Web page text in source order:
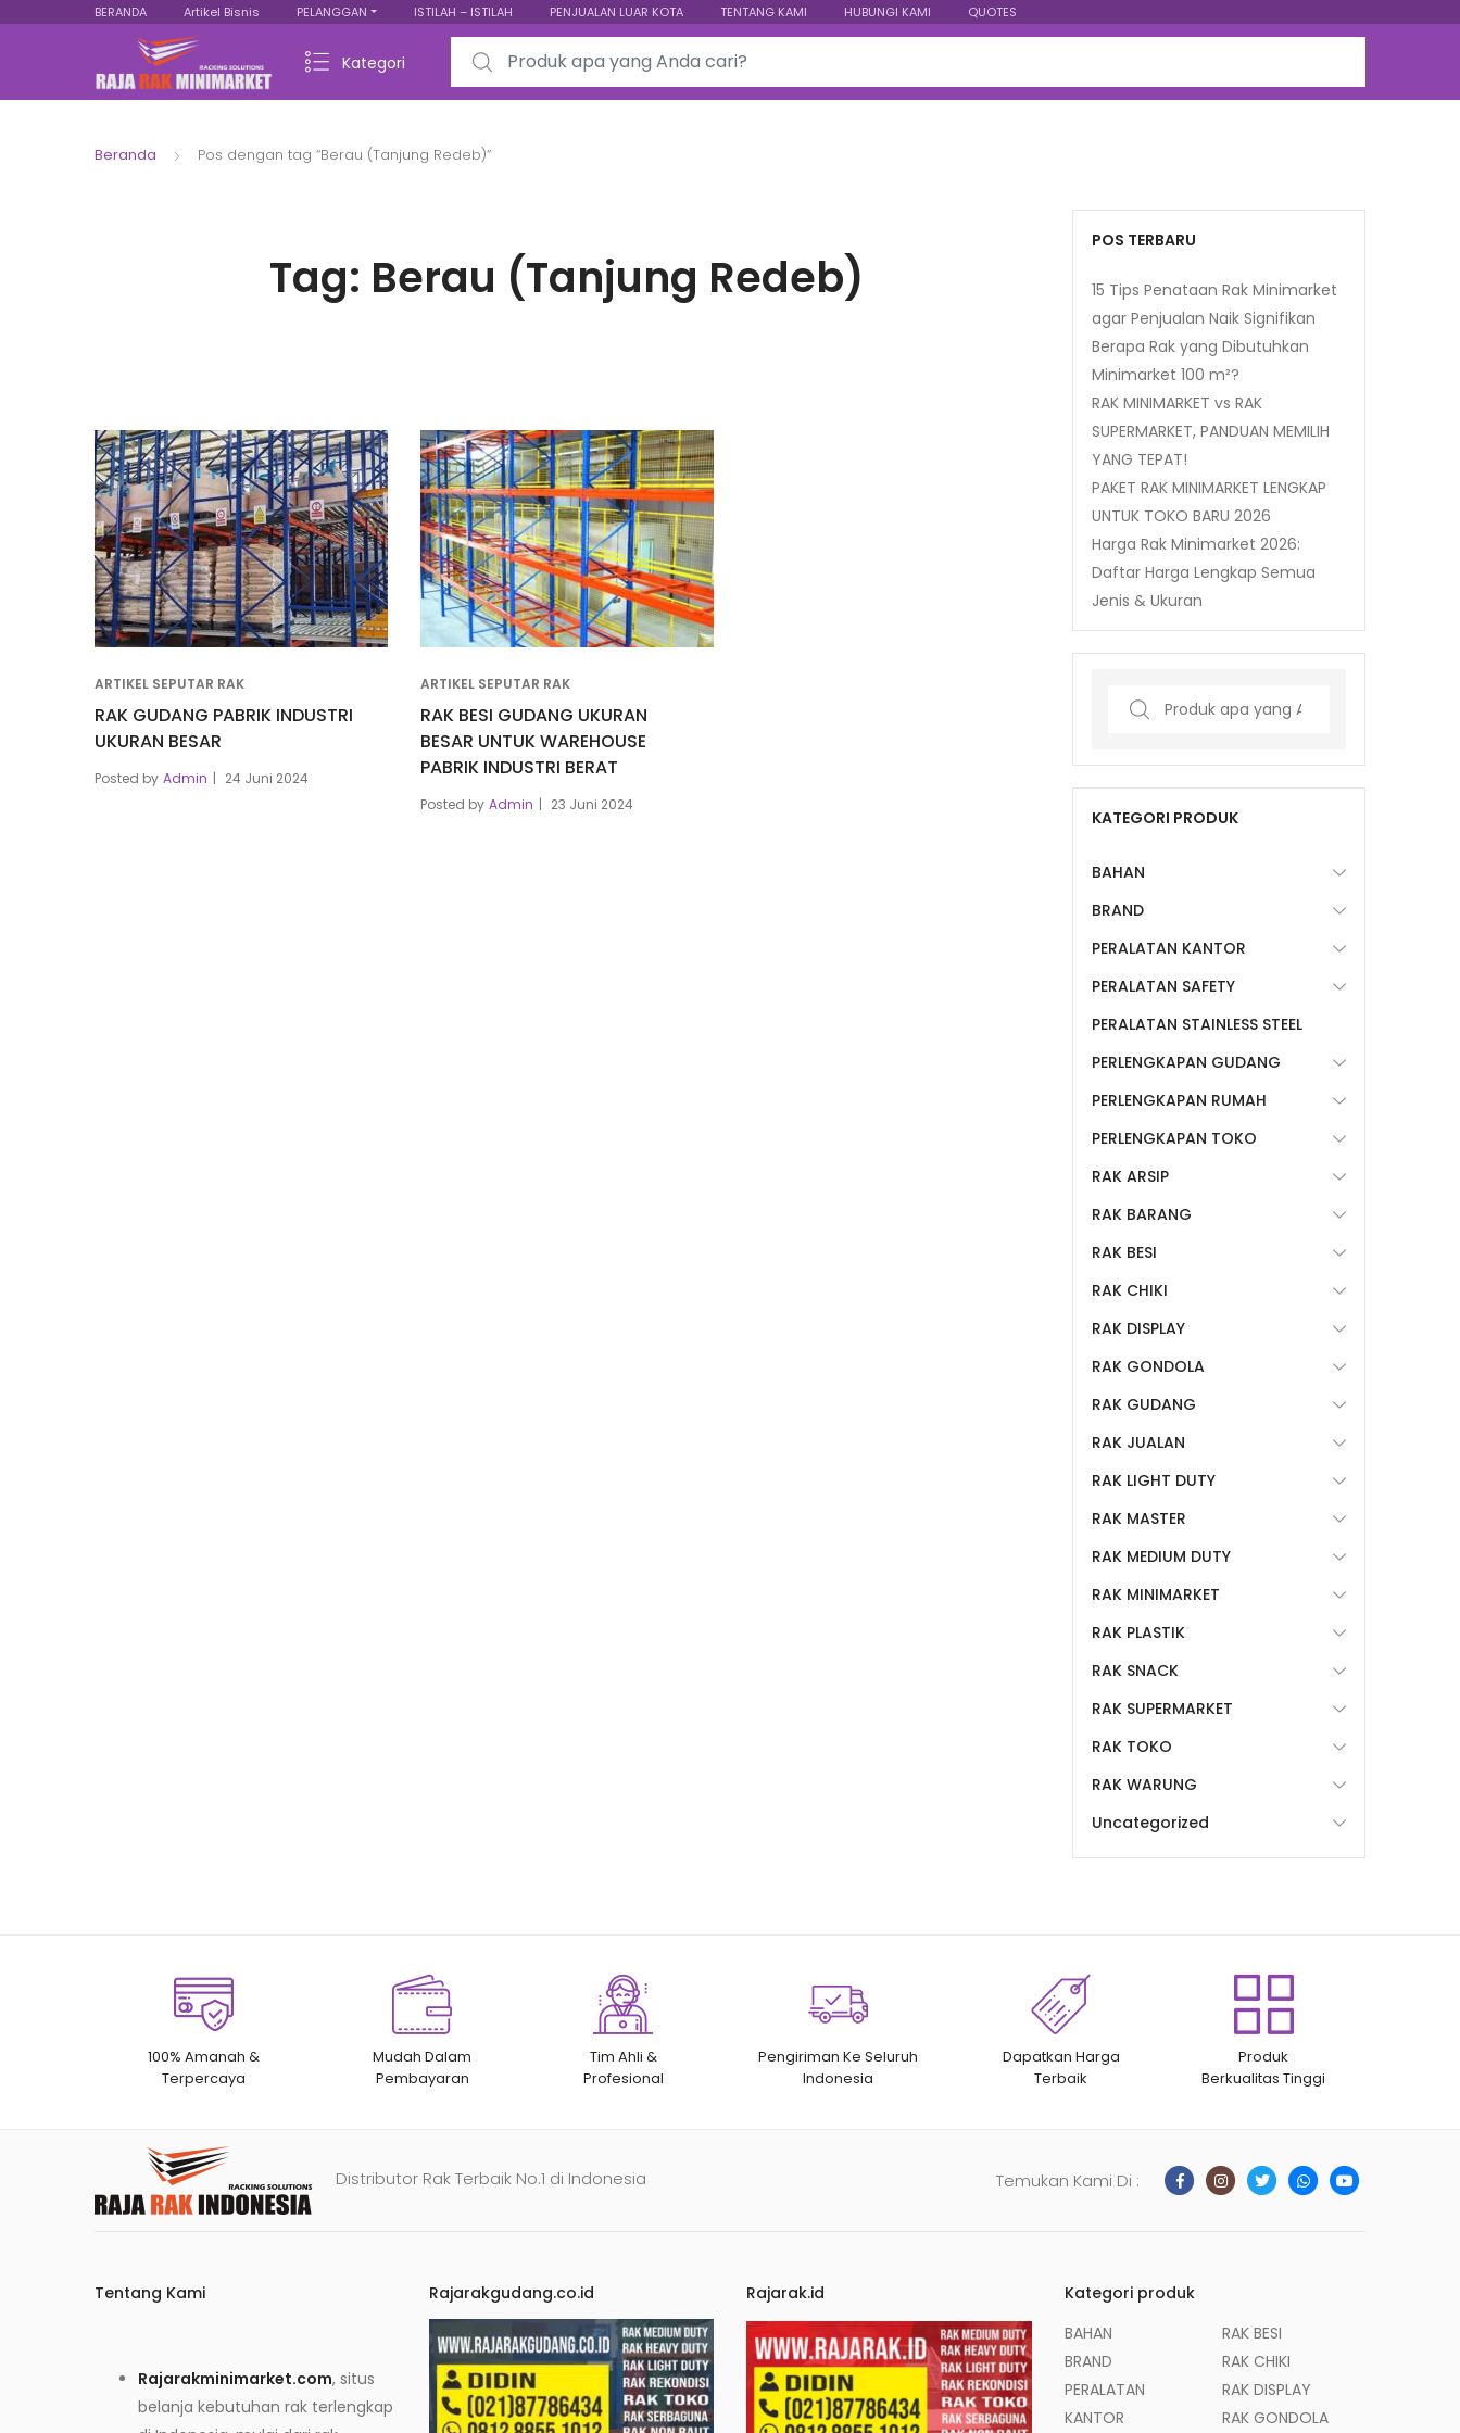
BERANDA Artikel Bisnis PELANGGAN ISTILAH – ISTILAH PENJUALAN LUAR KOTA TENTANG KAMI HUBUNGI KAMI QUOTES
Kategori
Search for:
Beranda Pos dengan tag “Berau (Tanjung Redeb)”
Tag: Berau (Tanjung Redeb)
ARTIKEL SEPUTAR RAK
RAK GUDANG PABRIK INDUSTRI
UKURAN BESAR
Posted by Admin 24 Juni 2024
ARTIKEL SEPUTAR RAK
RAK BESI GUDANG UKURAN
BESAR UNTUK WAREHOUSE
PABRIK INDUSTRI BERAT
Posted by Admin 23 Juni 2024
POS TERBARU
15 Tips Penataan Rak Minimarket
agar Penjualan Naik Signifikan
Berapa Rak yang Dibutuhkan
Minimarket 100 m²?
RAK MINIMARKET vs RAK
SUPERMARKET, PANDUAN MEMILIH
YANG TEPAT!
PAKET RAK MINIMARKET LENGKAP
UNTUK TOKO BARU 2026
Harga Rak Minimarket 2026:
Daftar Harga Lengkap Semua
Jenis & Ukuran
Search
KATEGORI PRODUK
BAHAN
BRAND
PERALATAN KANTOR
PERALATAN SAFETY
PERALATAN STAINLESS STEEL
PERLENGKAPAN GUDANG
PERLENGKAPAN RUMAH
PERLENGKAPAN TOKO
RAK ARSIP
RAK BARANG
RAK BESI
RAK CHIKI
RAK DISPLAY
RAK GONDOLA
RAK GUDANG
RAK JUALAN
RAK LIGHT DUTY
RAK MASTER
RAK MEDIUM DUTY
RAK MINIMARKET
RAK PLASTIK
RAK SNACK
RAK SUPERMARKET
RAK TOKO
RAK WARUNG
Uncategorized
100% Amanah &
Terpercaya
Mudah Dalam
Pembayaran
Tim Ahli &
Profesional
Pengiriman Ke Seluruh
Indonesia
Dapatkan Harga
Terbaik
Produk
Berkualitas Tinggi
Distributor Rak Terbaik No.1 di Indonesia Temukan Kami Di :
Tentang Kami
Rajarakminimarket.com, situs
belanja kebutuhan rak terlengkap
Rajarakgudang.co.id Rajarak.id
Kategori produk
BAHAN
BRAND
PERALATAN
KANTOR
RAK BESI
RAK CHIKI
RAK DISPLAY
RAK GONDOLA